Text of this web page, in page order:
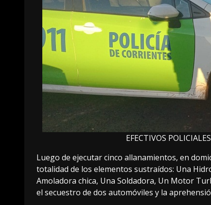
EFECTIVOS
Luego de ejecutar cinco allanamientos, en
totalidad de los elementos sustraídos: Una
Amoladora chica, Una Soldadora, Un Motor
el secuestro de dos automóviles y la